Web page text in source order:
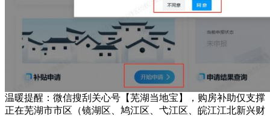
温暖提醒：微信搜刮关心号【芜湖当地宝】，购房补助仅支撑
正在芜湖市市区（镜湖区、鸠江区、弋江区、皖江江北新兴财